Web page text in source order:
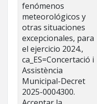
fenómenos
meteorológicos y
otras situaciones
excepcionales, para
el ejercicio 2024.,
ca_ES=Concertació i
Assistència
Municipal-Decret
2025-0004300.